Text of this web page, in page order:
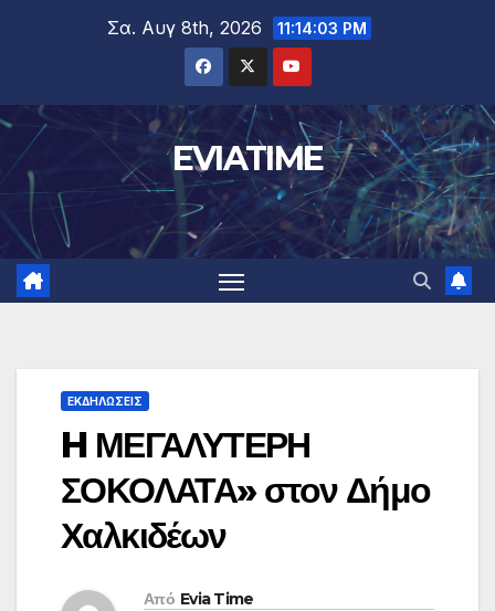
Σα. Αυγ 8th, 2026 11:14:03 PM
EVIATIME
ΕΚΔΗΛΩΣΕΙΣ
H ΜΕΓΑΛΥΤΕΡΗ
ΣΟΚΟΛΑΤΑ» στον Δήμο
Χαλκιδέων
Από Evia Time